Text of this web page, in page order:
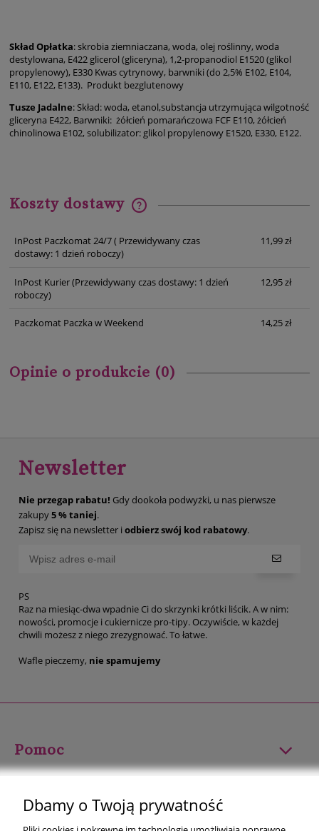
Skład Opłatka: skrobia ziemniaczana, woda, olej roślinny, woda
destylowana, E422 glicerol (gliceryna), 1,2-propanodiol E1520 (glikol
propylenowy), E330 Kwas cytrynowy, barwniki (do 2,5% E102, E104,
E110, E122, E133). Produkt bezglutenowy
Tusze Jadalne: Skład: woda, etanol,substancja utrzymująca wilgotność
gliceryna E422, Barwniki: żółcień pomarańczowa FCF E110, żółcień
chinolinowa E102, solubilizator: glikol propylenowy E1520, E330, E122.
Koszty dostawy
InPost Paczkomat 24/7( Przewidywany czas
dostawy: 1 dzień roboczy)
11,99 zł
InPost Kurier(Przewidywany czas dostawy: 1 dzień
roboczy)
12,95 zł
Paczkomat Paczka w Weekend 14,25 zł
Opinie o produkcie (0)
Newsletter
Nie przegap rabatu! Gdy dookoła podwyżki, u nas pierwsze
zakupy5 % taniej.
Zapisz się na newsletter i odbierz swój kod rabatowy.
PS
Raz na miesiąc-dwa wpadnie Ci do skrzynki krótki liścik. A w nim:
nowości, promocje i cukiernicze pro-tipy. Oczywiście, w każdej
chwili możesz z niego zrezygnować. To łatwe.
Wafle pieczemy, nie spamujemy
Pomoc
Płatności i dostawa
Dbamy o Twoją prywatność